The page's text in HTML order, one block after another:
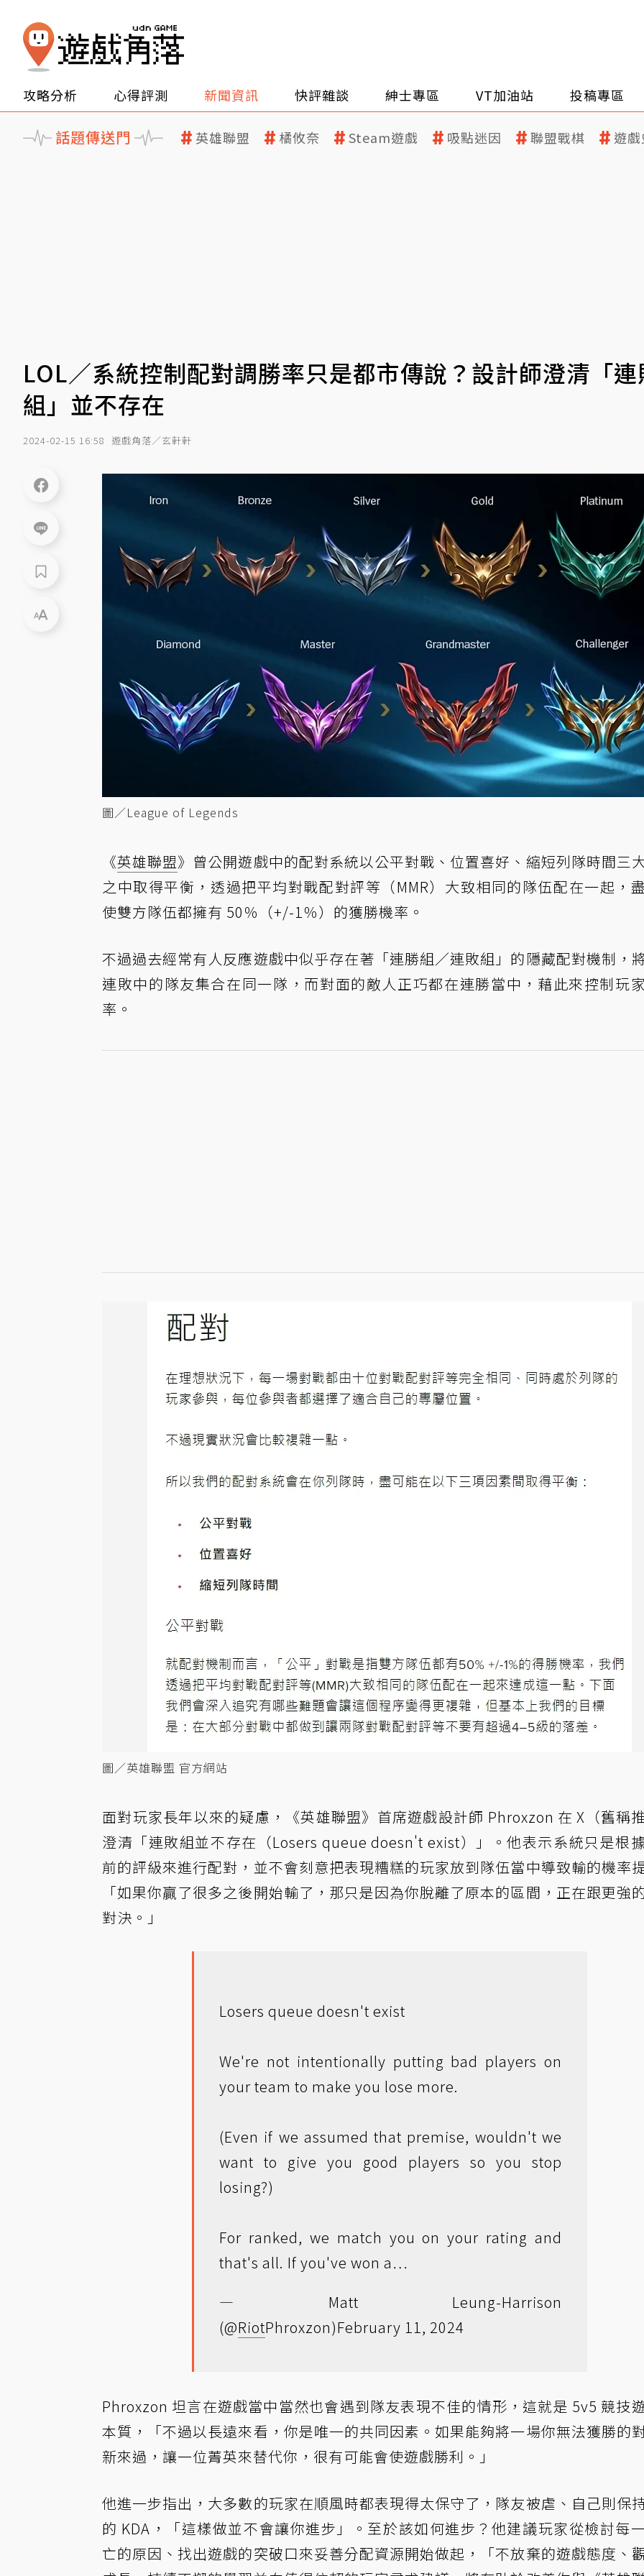
攻略分析 心得評測 新聞資訊 快評雜談 紳士專區 VT加油站 投稿專區
話題傳送門 英雄聯盟 橘攸奈 Steam遊戲 吸點迷因 聯盟戰棋 遊
LOL／系統控制配對調勝率只是都市傳說？設計師澄清「連
組」並不存在
2024-02-15 16:58 遊戲角落／玄軒軒
圖／League of Legends
《英雄聯盟》曾公開遊戲中的配對系統以公平對戰、位置喜好、縮短列隊時間三
之中取得平衡，透過把平均對戰配對評等（MMR）大致相同的隊伍配在一起，
使雙方隊伍都擁有 50％（+/-1％）的獲勝機率。
不過過去經常有人反應遊戲中似乎存在著「連勝組／連敗組」的隱藏配對機制，
連敗中的隊友集合在同一隊，而對面的敵人正巧都在連勝當中，藉此來控制玩
率。
圖／英雄聯盟 官方網站
面對玩家長年以來的疑慮，《英雄聯盟》首席遊戲設計師 Phroxzon 在 X（舊稱推
澄清「連敗組並不存在（Losers queue doesn't exist）」。他表示系統只是根
前的評級來進行配對，並不會刻意把表現糟糕的玩家放到隊伍當中導致輸的機率
「如果你贏了很多之後開始輸了，那只是因為你脫離了原本的區間，正在跟更強
對決。」
Losers queue doesn't exist
We're not intentionally putting bad players on
your team to make you lose more.
(Even if we assumed that premise, wouldn't we
want to give you good players so you stop
losing?)
For ranked, we match you on your rating and
that's all. If you've won a…
— Matt Leung-Harrison
(@RiotPhroxzon)February 11, 2024
Phroxzon 坦言在遊戲當中當然也會遇到隊友表現不佳的情形，這就是 5v5 競技
本質，「不過以長遠來看，你是唯一的共同因素。如果能夠將一場你無法獲勝的
新來過，讓一位菁英來替代你，很有可能會使遊戲勝利。」
他進一步指出，大多數的玩家在順風時都表現得太保守了，隊友被虐、自己則保
的 KDA，「這樣做並不會讓你進步」。至於該如何進步？他建議玩家從檢討每
亡的原因、找出遊戲的突破口來妥善分配資源開始做起，「不放棄的遊戲態度、